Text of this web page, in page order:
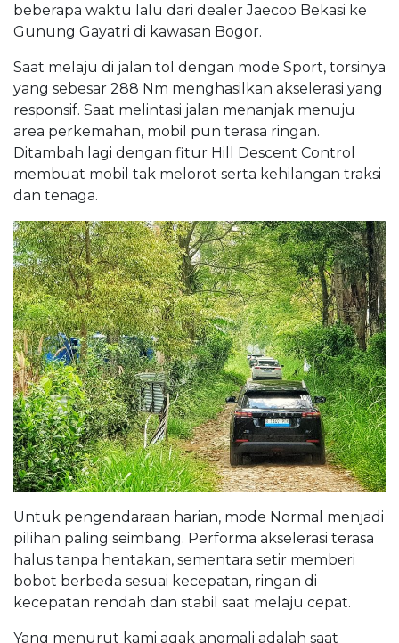
beberapa waktu lalu dari dealer Jaecoo Bekasi ke
Gunung Gayatri di kawasan Bogor.
Saat melaju di jalan tol dengan mode Sport, torsinya
yang sebesar 288 Nm menghasilkan akselerasi yang
responsif. Saat melintasi jalan menanjak menuju
area perkemahan, mobil pun terasa ringan.
Ditambah lagi dengan fitur Hill Descent Control
membuat mobil tak melorot serta kehilangan traksi
dan tenaga.
Untuk pengendaraan harian, mode Normal menjadi
pilihan paling seimbang. Performa akselerasi terasa
halus tanpa hentakan, sementara setir memberi
bobot berbeda sesuai kecepatan, ringan di
kecepatan rendah dan stabil saat melaju cepat.
Yang menurut kami agak anomali adalah saat